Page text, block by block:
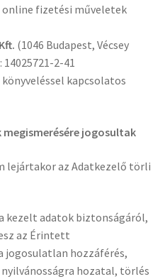
fizetési műveletek
(1046 Budapest, Vécsey
14025721-2-41
kapcsolatos
jogosultak
lejártakor az Adatkezelő törli
kezelt adatok biztonságáról,
az Érintett
jogosulatlan hozzáférés,
hozatal, törlés